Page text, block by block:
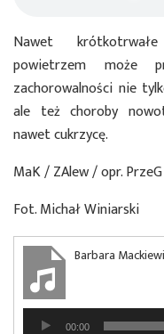
Nawet
powietrzem może
zachorowalności nie
ale też choroby
nawet cukrzycę.
MaK / ZAlew / opr. PrzeG
Fot. Michał Winiarski
Barbara
Odtwarzacz00:00